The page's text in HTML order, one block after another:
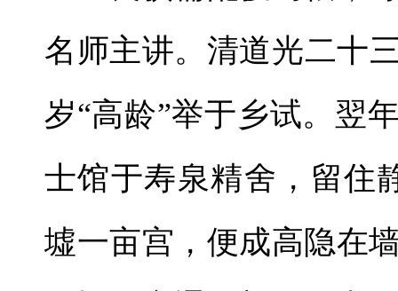
名师主讲。清道光二十
岁“高龄”举于乡试。翌
士馆于寿泉精舍，留住
墟一亩宫，便成高隐在